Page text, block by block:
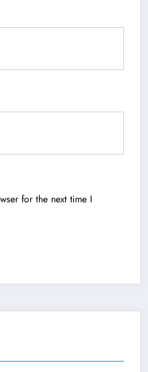
for the next time I